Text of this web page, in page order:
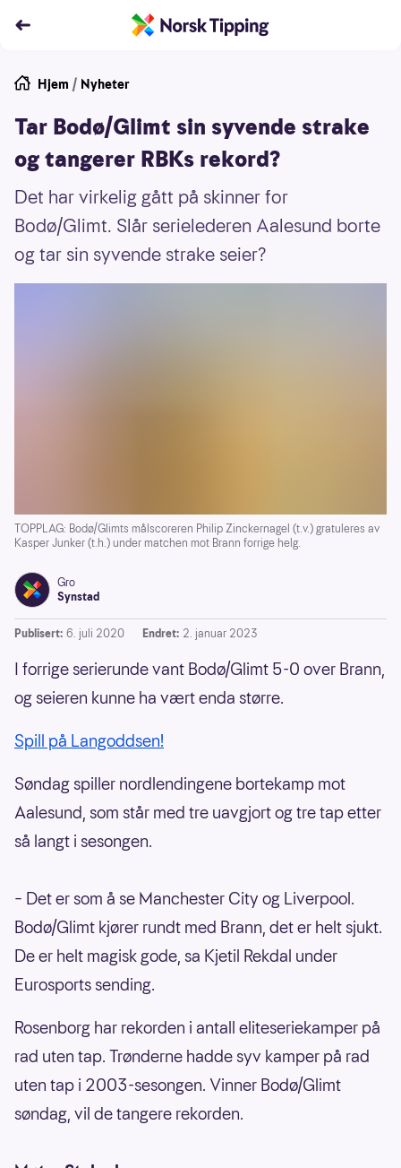
Hjem / Nyheter
Tar Bodø/Glimt sin syvende strake
og tangerer RBKs rekord?
Det har virkelig gått på skinner for
Bodø/Glimt. Slår serielederen Aalesund borte
og tar sin syvende strake seier?
TOPPLAG: Bodø/Glimts målscoreren Philip Zinckernagel (t.v.) gratuleres av
Kasper Junker (t.h.) under matchen mot Brann forrige helg.
Gro
Synstad
Publisert: 6. juli 2020 Endret: 2. januar 2023
I forrige serierunde vant Bodø/Glimt 5-0 over Brann,
og seieren kunne ha vært enda større.
Spill på Langoddsen!
Søndag spiller nordlendingene bortekamp mot
Aalesund, som står med tre uavgjort og tre tap etter
så langt i sesongen.
– Det er som å se Manchester City og Liverpool.
Bodø/Glimt kjører rundt med Brann, det er helt sjukt.
De er helt magisk gode, sa Kjetil Rekdal under
Eurosports sending.
Rosenborg har rekorden i antall eliteseriekamper på
rad uten tap. Trønderne hadde syv kamper på rad
uten tap i 2003-sesongen. Vinner Bodø/Glimt
søndag, vil de tangere rekorden.